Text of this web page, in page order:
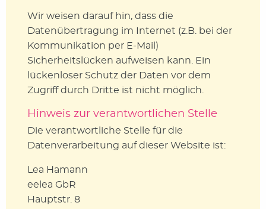
Wir weisen darauf hin, dass die
Datenübertragung im Internet (z.B. bei der
Kommunikation per E-Mail)
Sicherheitslücken aufweisen kann. Ein
lückenloser Schutz der Daten vor dem
Zugriff durch Dritte ist nicht möglich.
Hinweis zur verantwortlichen Stelle
Die verantwortliche Stelle für die
Datenverarbeitung auf dieser Website ist:
Lea Hamann
eelea GbR
Hauptstr. 8